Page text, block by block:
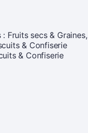
: Fruits secs & Graines,
& Confiserie
& Confiserie